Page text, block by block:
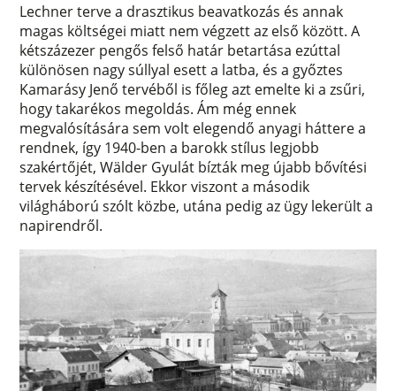
Lechner terve a drasztikus beavatkozás és annak
magas költségei miatt nem végzett az első között. A
kétszázezer pengős felső határ betartása ezúttal
különösen nagy súllyal esett a latba, és a győztes
Kamarásy Jenő tervéből is főleg azt emelte ki a zsűri,
hogy takarékos megoldás. Ám még ennek
megvalósítására sem volt elegendő anyagi háttere a
rendnek, így 1940-ben a barokk stílus legjobb
szakértőjét, Wälder Gyulát bízták meg újabb bővítési
tervek készítésével. Ekkor viszont a második
világháború szólt közbe, utána pedig az ügy lekerült a
napirendről.